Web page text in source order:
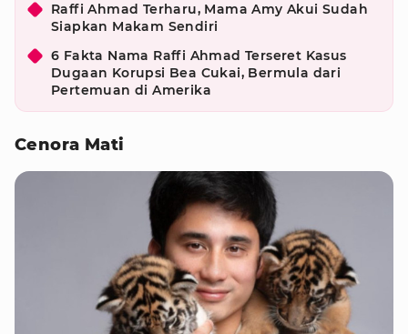
Raffi Ahmad Terharu, Mama Amy Akui Sudah
Siapkan Makam Sendiri
6 Fakta Nama Raffi Ahmad Terseret Kasus
Dugaan Korupsi Bea Cukai, Bermula dari
Pertemuan di Amerika
Cenora Mati